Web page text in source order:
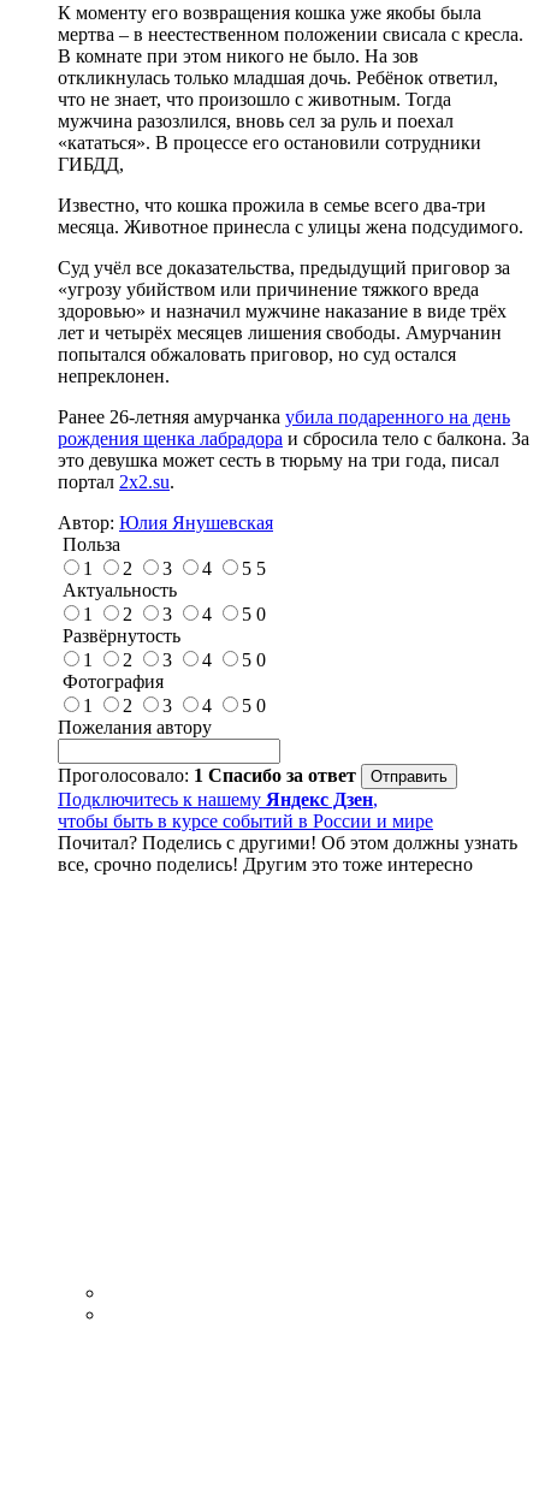
К моменту его возвращения кошка уже якобы была
мертва – в неестественном положении свисала с кресла.
В комнате при этом никого не было. На зов
откликнулась только младшая дочь. Ребёнок ответил,
что не знает, что произошло с животным. Тогда
мужчина разозлился, вновь сел за руль и поехал
«кататься». В процессе его остановили сотрудники
ГИБДД,
Известно, что кошка прожила в семье всего два-три
месяца. Животное принесла с улицы жена подсудимого.
Суд учёл все доказательства, предыдущий приговор за
«угрозу убийством или причинение тяжкого вреда
здоровью» и назначил мужчине наказание в виде трёх
лет и четырёх месяцев лишения свободы. Амурчанин
попытался обжаловать приговор, но суд остался
непреклонен.
Ранее 26-летняя амурчанка убила подаренного на день
рождения щенка лабрадора и сбросила тело с балкона. За
это девушка может сесть в тюрьму на три года, писал
портал 2x2.su.
Автор: Юлия Янушевская
Польза
1
2 3 4 5 5
Актуальность
1
2 3 4 5 0
Развёрнутость
1
2 3 4 5 0
Фотография
1
2 3 4 5 0
Пожелания автору
Проголосовало: 1 Спасибо за ответ
Подключитесь к нашему Яндекс Дзен,
чтобы быть в курсе событий в России и мире
Почитал? Поделись с другими! Об этом должны узнать
все, срочно поделись! Другим это тоже интересно